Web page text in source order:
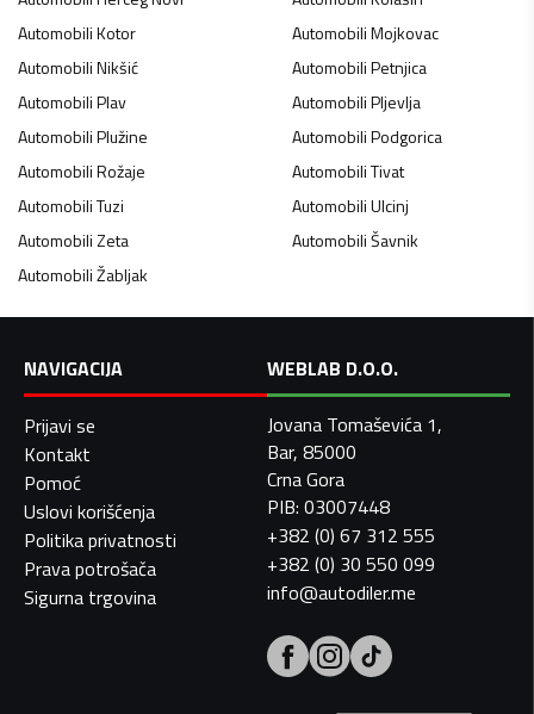
AutomobiliKotor AutomobiliMojkovac
AutomobiliNikšić AutomobiliPetnjica
AutomobiliPlav AutomobiliPljevlja
AutomobiliPlužine AutomobiliPodgorica
AutomobiliRožaje AutomobiliTivat
AutomobiliTuzi AutomobiliUlcinj
AutomobiliZeta AutomobiliŠavnik
AutomobiliŽabljak
NAVIGACIJA
Prijavi se
Kontakt
Pomoć
Uslovi korišćenja
Politika privatnosti
Prava potrošača
Sigurna trgovina
WEBLAB D.O.O.
Jovana Tomaševića 1,
Bar, 85000
Crna Gora
PIB: 03007448
+382 (0) 67 312 555
+382 (0) 30 550 099
info@autodiler.me